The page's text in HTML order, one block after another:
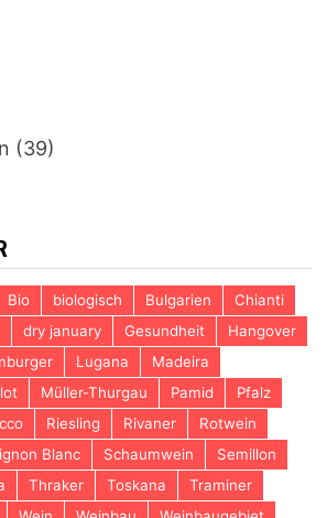
(39)
Bio biologisch Bulgarien
Chianti
dry january Gesundheit
Hangover
Lugana
Madeira
Müller-Thurgau Pamid
Pfalz
Riesling Rivaner
Rotwein
Blanc Schaumwein
Semillon
Thraker Toskana
Traminer